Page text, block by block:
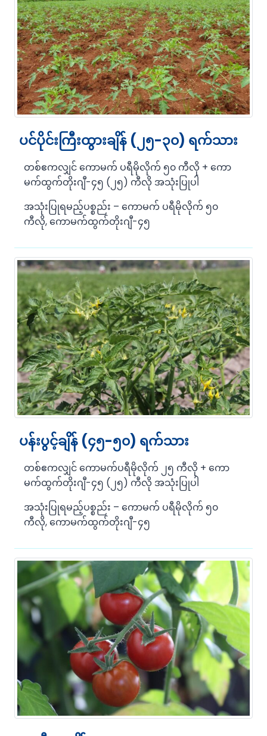
ပင်ပိုင်းကြီးထွားချိန် (၂၅-၃၀) ရက်သား
တစ်ဧကလျှင် ကောမက် ပရီမိုလိုက် ၅၀ ကီလို + ကော
မက်ထွက်တိုးဂျီ-၄၅ (၂၅) ကီလို အသုံးပြုပါ
အသုံးပြုရမည့်ပစ္စည်း – ကောမက် ပရီမိုလိုက် ၅၀
ကီလို, ကောမက်ထွက်တိုးဂျီ-၄၅
ပန်းပွင့်ချိန် (၄၅-၅၀) ရက်သား
တစ်ဧကလျှင် ကောမက်ပရီမိုလိုက် ၂၅ ကီလို + ကော
မက်ထွက်တိုးဂျီ-၄၅ (၂၅) ကီလို အသုံးပြုပါ
အသုံးပြုရမည့်ပစ္စည်း – ကောမက် ပရီမိုလိုက် ၅၀
ကီလို, ကောမက်ထွက်တိုးဂျီ-၄၅